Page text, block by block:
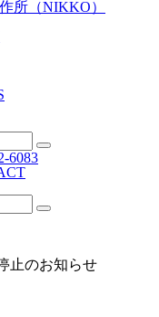
所（NIKKO）
6083
止のお知らせ